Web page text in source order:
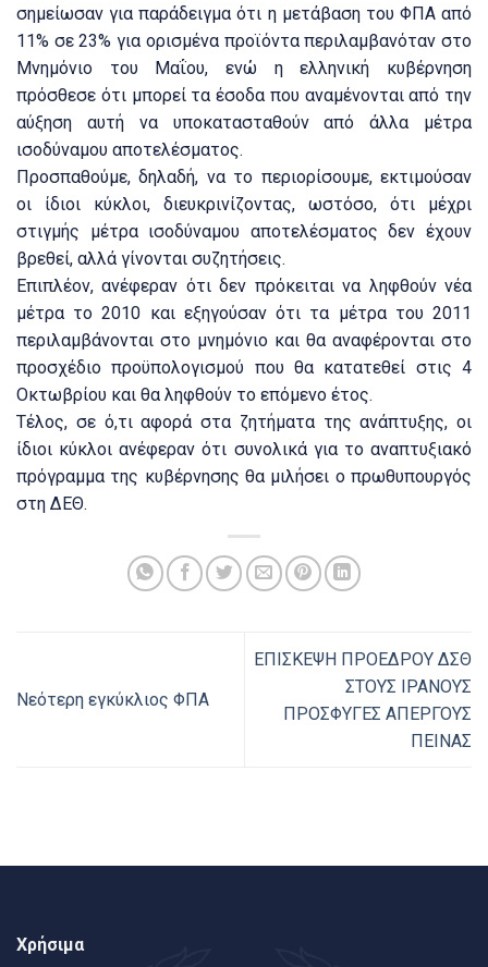
σημείωσαν για παράδειγμα ότι η μετάβαση του ΦΠΑ από
11% σε 23% για ορισμένα προϊόντα περιλαμβανόταν στο
Μνημόνιο του Μαΐου, ενώ η ελληνική κυβέρνηση
πρόσθεσε ότι μπορεί τα έσοδα που αναμένονται από την
αύξηση αυτή να υποκατασταθούν από άλλα μέτρα
ισοδύναμου αποτελέσματος.
Προσπαθούμε, δηλαδή, να το περιορίσουμε, εκτιμούσαν
οι ίδιοι κύκλοι, διευκρινίζοντας, ωστόσο, ότι μέχρι
στιγμής μέτρα ισοδύναμου αποτελέσματος δεν έχουν
βρεθεί, αλλά γίνονται συζητήσεις.
Επιπλέον, ανέφεραν ότι δεν πρόκειται να ληφθούν νέα
μέτρα το 2010 και εξηγούσαν ότι τα μέτρα του 2011
περιλαμβάνονται στο μνημόνιο και θα αναφέρονται στο
προσχέδιο προϋπολογισμού που θα κατατεθεί στις 4
Οκτωβρίου και θα ληφθούν το επόμενο έτος.
Τέλος, σε ό,τι αφορά στα ζητήματα της ανάπτυξης, οι
ίδιοι κύκλοι ανέφεραν ότι συνολικά για το αναπτυξιακό
πρόγραμμα της κυβέρνησης θα μιλήσει ο πρωθυπουργός
στη ΔΕΘ.
Νεότερη εγκύκλιος ΦΠΑ
EΠΙΣΚΕΨΗ ΠΡΟΕΔΡΟΥ ΔΣΘ
ΣΤΟΥΣ ΙΡΑΝΟΥΣ
ΠΡΟΣΦΥΓΕΣ ΑΠΕΡΓΟΥΣ
ΠΕΙΝΑΣ
Χρήσιμα